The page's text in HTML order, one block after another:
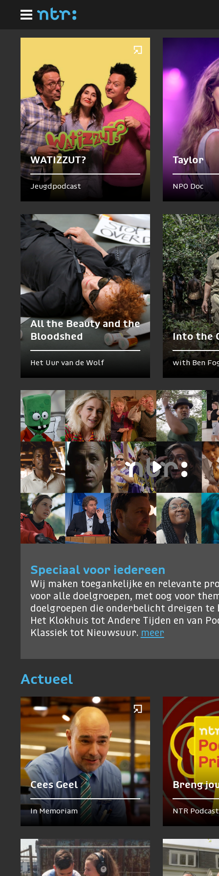
hoofdinhoud
Homepagina
Nu te zien en te horen
WATIZZUT?
Jeugdpodcast
Taylor
NPO Doc
All the Beauty and the
Bloodshed
Het Uur van de Wolf
Into the
with Ben
Speciaal voor iedereen
Wij maken toegankelijke en relevante
voor alle doelgroepen, met oog voor
doelgroepen die onderbelicht dreigen te
Het Klokhuis tot Andere Tijden en van
Klassiek tot Nieuwsuur. meer
Actueel
Cees Geel
In Memoriam
Breng
NTR